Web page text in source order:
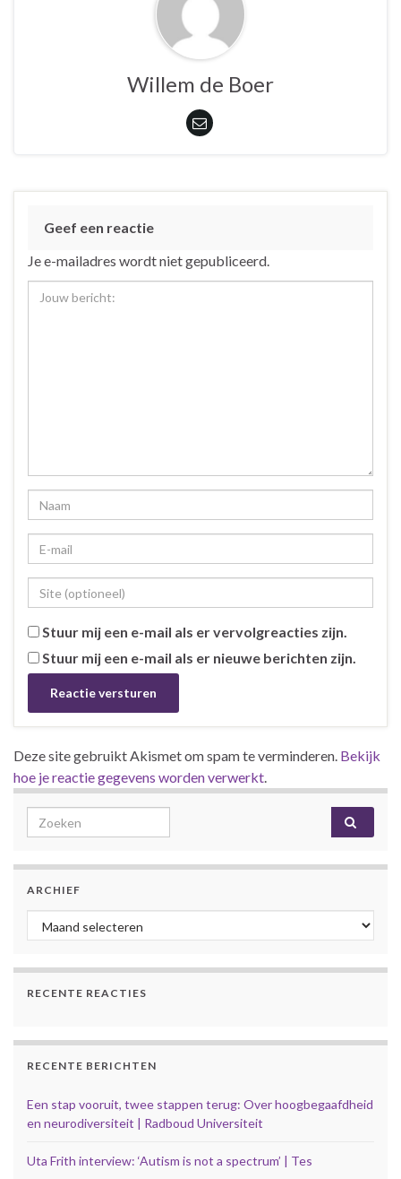
Willem de Boer
Geef een reactie
Je e-mailadres wordt niet gepubliceerd.
Stuur mij een e-mail als er vervolgreacties zijn.
Stuur mij een e-mail als er nieuwe berichten zijn.
Deze site gebruikt Akismet om spam te verminderen. Bekijk
hoe je reactie gegevens worden verwerkt.
Search for:
ARCHIEF
Archief
RECENTE REACTIES
RECENTE BERICHTEN
Een stap vooruit, twee stappen terug: Over hoogbegaafdheid
en neurodiversiteit | Radboud Universiteit
Uta Frith interview: ‘Autism is not a spectrum’ | Tes